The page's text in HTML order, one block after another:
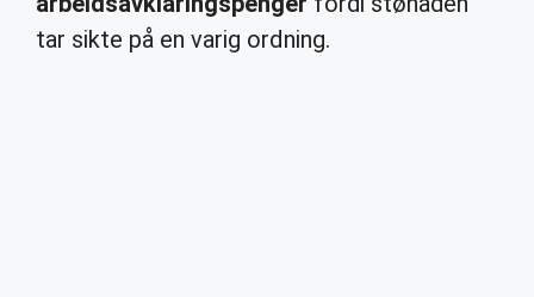
tar sikte på en varig ordning.